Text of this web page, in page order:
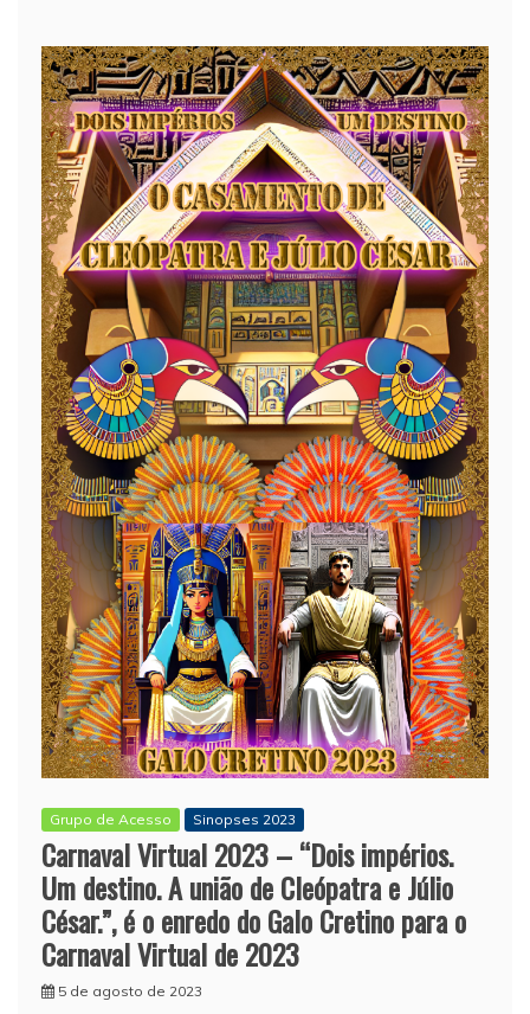
Grupo de Acesso Sinopses 2023
Carnaval Virtual 2023 – “Dois impérios.
Um destino. A união de Cleópatra e Júlio
César.”, é o enredo do Galo Cretino para o
Carnaval Virtual de 2023
5 de agosto de 2023